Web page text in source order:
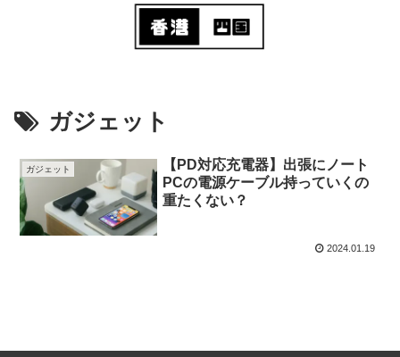
ガジェット
ガジェット
【PD対応充電器】出張にノート
PCの電源ケーブル持っていくの
重たくない？
2024.01.19